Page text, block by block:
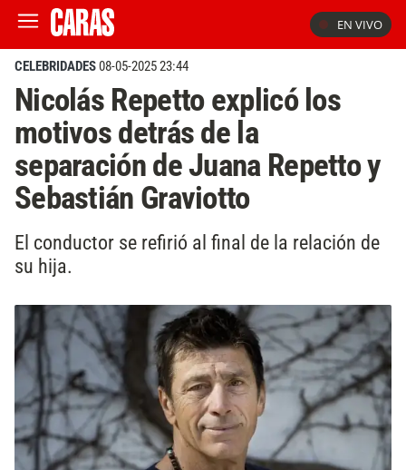
EN VIVO
CELEBRIDADES08-05-2025 23:44
Nicolás Repetto explicó los
motivos detrás de la
separación de Juana Repetto y
Sebastián Graviotto
El conductor se refirió al final de la relación de
su hija.